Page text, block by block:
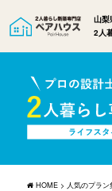
山梨
2人
HOME > 人気のプラン